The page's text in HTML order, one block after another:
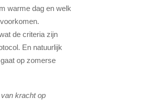
warme dag en welk
de criteria zijn
En natuurlijk
op zomerse
kracht op